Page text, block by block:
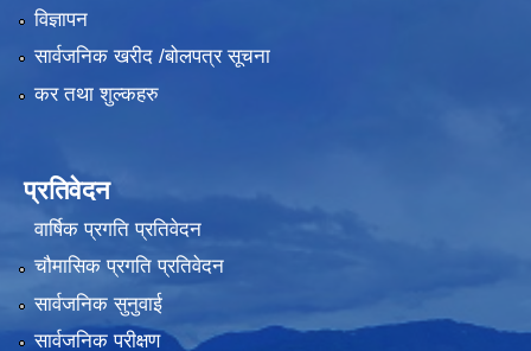
विज्ञापन
सार्वजनिक खरीद /बोलपत्र सूचना
कर तथा शुल्कहरु
प्रतिवेदन
वार्षिक प्रगति प्रतिवेदन
चौमासिक प्रगति प्रतिवेदन
सार्वजनिक सुनुवाई
सार्वजनिक परीक्षण